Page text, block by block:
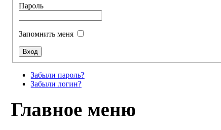
Пароль
Запомнить меня
Забыли пароль?
Забыли логин?
Главное меню